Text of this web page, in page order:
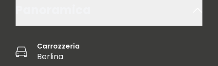
Carrozzeria
Berlina